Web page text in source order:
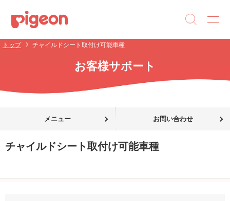
トップ チャイルドシート取付け可能車種
お客様サポート
メニュー お問い合わせ
チャイルドシート取付け可能車種